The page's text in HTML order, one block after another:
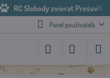
✕
RC Slobody zvierat Prešov
Panel používateľa